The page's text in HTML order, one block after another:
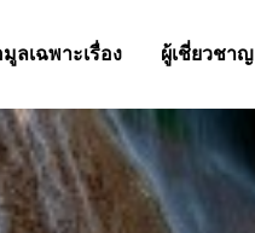
ลเฉพาะเรื่อง ผู้เชี่ยวชาญ